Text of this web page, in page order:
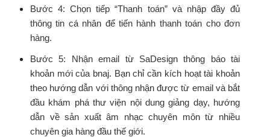
Bước 4: Chọn tiếp “Thanh toán” và nhập đầy đủ
thông tin cá nhân để tiến hành thanh toán cho đơn
hàng.
Bước 5: Nhận email từ SaDesign thông báo tài
khoản mới của bnaj. Bạn chỉ cần kích hoạt tài khoản
theo hướng dẫn với thông nhận được từ email và bắt
đầu khám phá thư viện nội dung giảng dạy, hướng
dẫn về sản xuất âm nhạc chuyên môn từ nhiều
chuyên gia hàng đầu thế giới.